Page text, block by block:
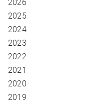
2026
2025
2024
2023
2022
2021
2020
2019